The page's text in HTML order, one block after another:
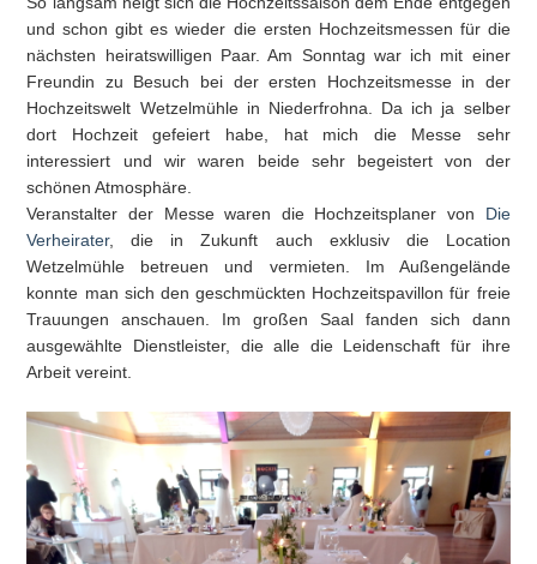
und schon gibt es wieder die ersten Hochzeitsmessen für die
nächsten heiratswilligen Paar. Am Sonntag war ich mit einer
Freundin zu Besuch bei der ersten Hochzeitsmesse in der
Hochzeitswelt Wetzelmühle in Niederfrohna. Da ich ja selber
dort Hochzeit gefeiert habe, hat mich die Messe sehr
interessiert und wir waren beide sehr begeistert von der
schönen Atmosphäre.
Veranstalter der Messe waren die Hochzeitsplaner von Die
Verheirater, die in Zukunft auch exklusiv die Location
Wetzelmühle betreuen und vermieten. Im Außengelände
konnte man sich den geschmückten Hochzeitspavillon für freie
Trauungen anschauen. Im großen Saal fanden sich dann
ausgewählte Dienstleister, die alle die Leidenschaft für ihre
Arbeit vereint.